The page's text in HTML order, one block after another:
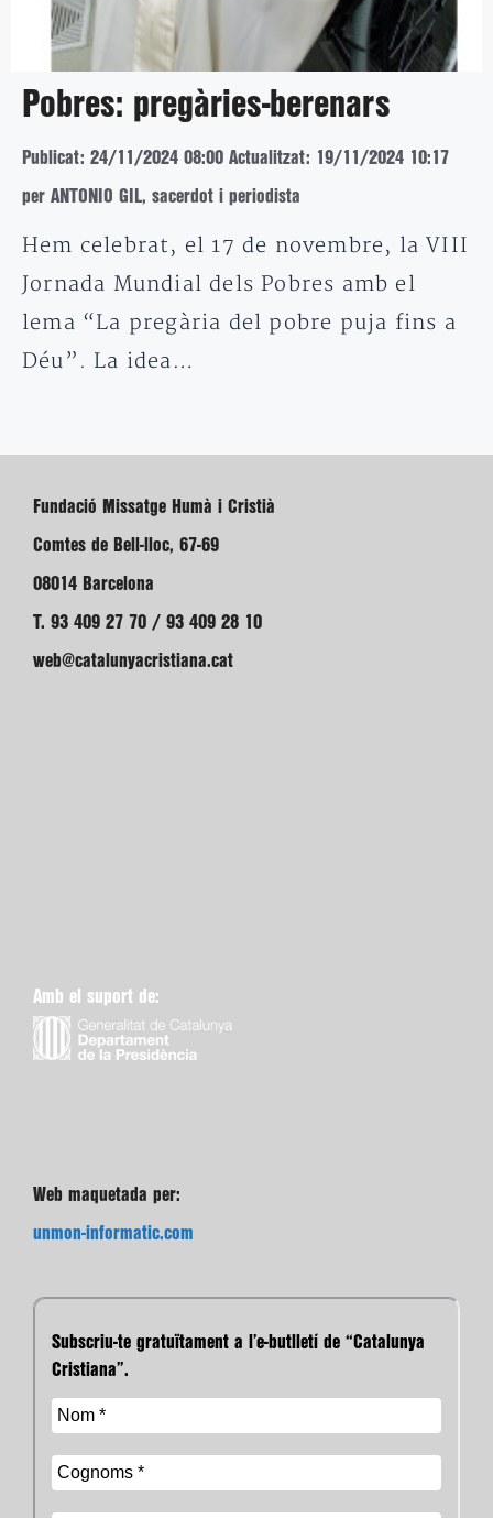
Pobres: pregàries-berenars
Publicat: 24/11/2024 08:00 Actualitzat: 19/11/2024 10:17
per ANTONIO GIL, sacerdot i periodista
Hem celebrat, el 17 de novembre, la VIII
Jornada Mundial dels Pobres amb el
lema “La pregària del pobre puja fins a
Déu”. La idea…
Fundació Missatge Humà i Cristià
Comtes de Bell-lloc, 67-69
08014 Barcelona
T. 93 409 27 70 / 93 409 28 10
web@catalunyacristiana.cat
Amb el suport de:
Web maquetada per:
unmon-informatic.com
Subscriu-te gratuïtament a l’e-butlletí de “Catalunya
Cristiana”.